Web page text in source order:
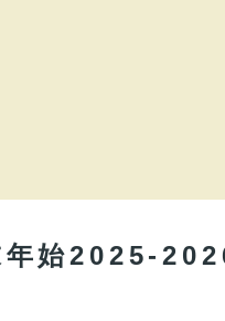
始2025-